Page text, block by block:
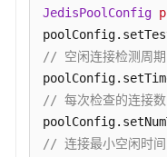
过
ExHash
实
告
频
控
JedisPoolConfig
// 空闲连接检测周期
// 每次检查的连接数
// 连接最小空闲时间